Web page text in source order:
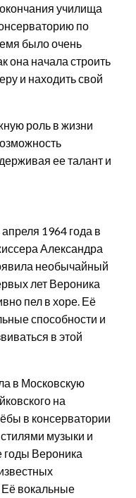
училища
по
было очень
она начала строить
и находить свой
роль в жизни
ее талант и
1964 года в
Александра
необычайный
лет Вероника
пел в хоре. Её
способности и
в этой
в Московскую
на
в консерватории
музыки и
годы Вероника
Её вокальные